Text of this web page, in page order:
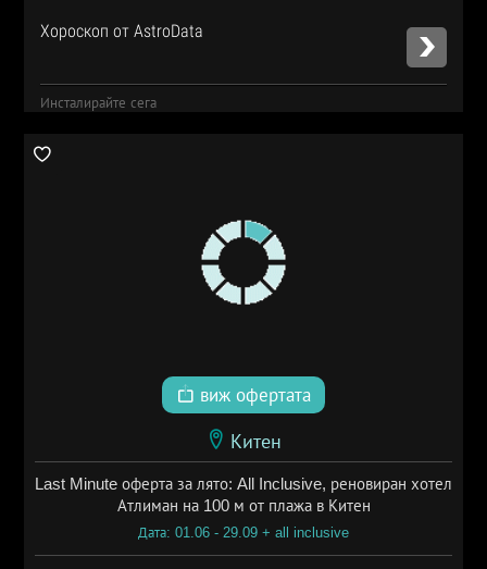
Хороскоп от AstroData
Инсталирайте сега
виж офертата
Китен
Last Minute оферта за лято: All Inclusive, реновиран хотел
Атлиман на 100 м от плажа в Китен
Дата: 01.06 - 29.09 + all inclusive